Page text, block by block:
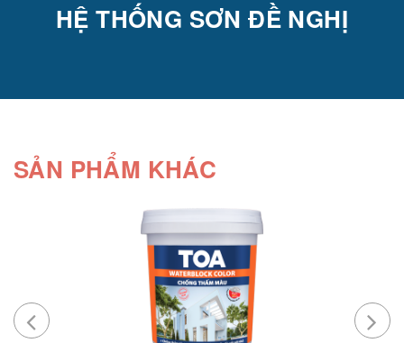
HỆ THỐNG SƠN ĐỀ NGHỊ
SẢN PHẨM KHÁC